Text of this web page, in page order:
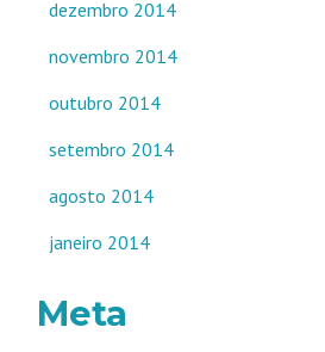
dezembro 2014
novembro 2014
outubro 2014
setembro 2014
agosto 2014
janeiro 2014
Meta